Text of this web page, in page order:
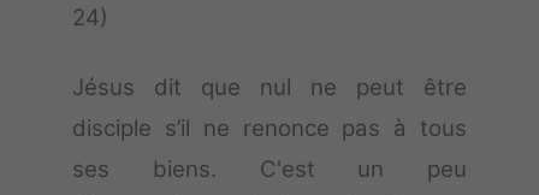
24)
Jésus dit que nul ne peut être
disciple s’il ne renonce pas à tous
ses biens. C'est un peu